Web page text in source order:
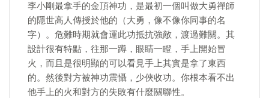
李小剛最拿手的金頂神功，是最初一個叫做大勇禪師
的隱世高人傳授於他的（大勇，像不像你同事的名
字）。危難時期就會運此功抵抗強敵，渡過難關。其
設計很有特點，往那一蹲，眼睛一瞪，手上開始冒
火，而且是很明顯的可以看見手上其實是拿了東西
的。然後對方被神功震懾，少俠收功。你根本看不出
他手上的火和對方的失敗有什麼關聯性。